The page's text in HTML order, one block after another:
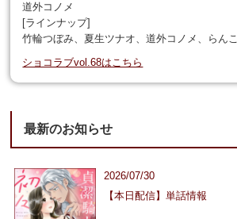
道外コノメ
[ラインナップ]
竹輪つぼみ、夏生ツナオ、道外コノメ、らんこ
ショコラブvol.68はこちら
最新のお知らせ
2026/07/30
【本日配信】単話情報